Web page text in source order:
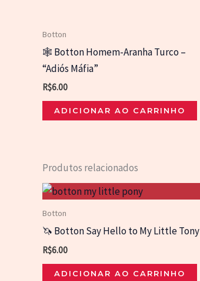
Botton
🕸️ Botton Homem-Aranha Turco –
“Adiós Máfia”
R$6.00
ADICIONAR AO CARRINHO
Produtos relacionados
Botton
🦄 Botton Say Hello to My Little Tony
R$6.00
ADICIONAR AO CARRINHO